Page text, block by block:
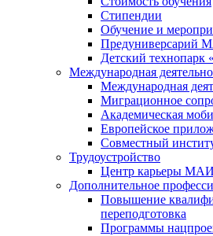
Стипендии
Обучение и
Предуниверсарий
Детский технопарк
Международная
Международная
Миграционное
Академическая
Европейское
Совместный
Трудоустройство
Центр карьеры МАИ
Дополнительное
Повышение
переподготовка
Программы